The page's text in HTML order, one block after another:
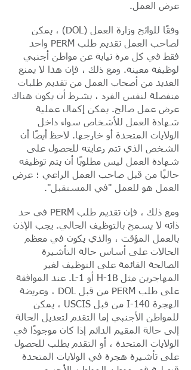
عرض العمل.
وفقًا للوائح وزارة العمل (DOL) ، يمكن
لصاحب العمل تقديم طلب PERM واحد
فقط في كل مرة نيابة عن مواطن أجنبي
لوظيفة معينة. ومع ذلك ، فإن هذا لا يمنع
العديد من أصحاب العمل من تقديم طلبات
منفصلة لنفس الفرد ، بشرط أن يكون هناك
عرض عمل صالح. يمكن إكمال عملية
شهادة العمل للأشخاص سواء داخل
الولايات المتحدة أو خارجها. لاحظ أيضًا أن
الشخص الذي تتم رعايته للحصول على
شهادة العمل ليس مطلوبًا أن يتم توظيفه
حاليًا من قبل صاحب العمل الراعي ؛ عرض
العمل هو للعمل "في المستقبل".
ومع ذلك ، فإن تقديم طلب PERM في حد
ذاته لا يسمح بالتوظيف الحالي. يجب الإذن
بالعمل المؤقت ، والذي يكون في معظم
الحالات على أساس حالة التأشيرة
الصالحة القائمة على التوظيف لغير
المهاجرين مثل H-1B أو L-1. عند الموافقة
على طلب PERM من قبل DOL ، وعريضة
الهجرة I-140 من قبل USCIS ، يمكن
للمواطن الأجنبي إما التقدم لتعديل الحالة
إلى حالة المقيم الدائم إذا كان موجودًا في
الولايات المتحدة ، أو التقدم بطلب للحصول
على تأشيرة هجرة في الولايات المتحدة